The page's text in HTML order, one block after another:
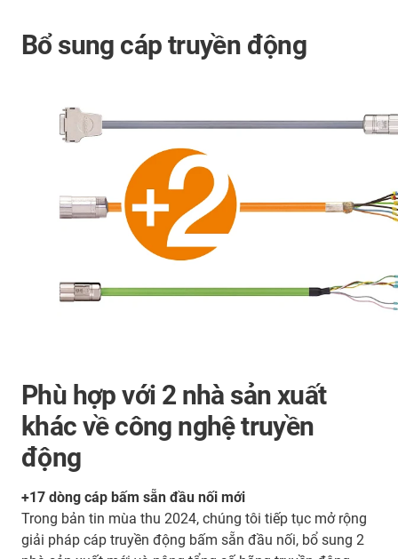
Bổ sung cáp truyền động
Phù hợp với 2 nhà sản xuất
khác về công nghệ truyền
động
+17 dòng cáp bấm sẵn đầu nối mới
Trong bản tin mùa thu 2024, chúng tôi tiếp tục mở rộng
giải pháp cáp truyền động bấm sẵn đầu nối, bổ sung 2